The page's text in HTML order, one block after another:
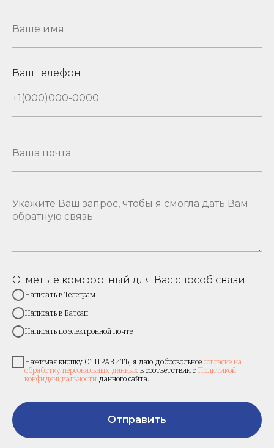
Ваш телефон
Отметьте комфортный для Вас способ связи
Написать в Телеграм
Написать в Ватсап
Написать по электронной почте
Нажимая кнопку ОТПРАВИТЬ, я даю добровольноесогласие на
обработку персональных данныхв соответствии с Политикой
конфиденциальности данного сайта.
Отправить